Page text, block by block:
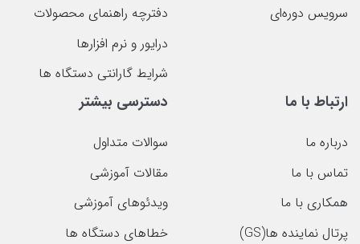
سرویس دوره‌ای
دفترچه راهنمای محصولات
درایور و نرم افزارها
شرایط گارانتی دستگاه ها
ارتباط با ما
درباره ما
تماس با ما
همکاری با ما
پرتال نماینده ها(GS)
دسترسی بیشتر
سوالات متداول
مقالات آموزشی
ویدئوهای آموزشی
خطاهای دستگاه ها